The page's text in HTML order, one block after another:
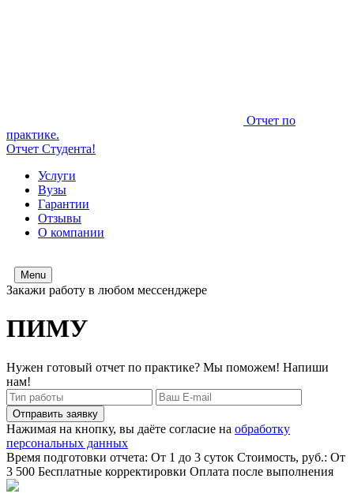
Отчет по
практике.
Отчет Студента!
Услуги
Вузы
Гарантии
Отзывы
О компании
Menu
Закажи работу в любом мессенджере
ПИМУ
Нужен готовый отчет по практике? Мы поможем! Напиши
нам!
Отправить заявку
Нажимая на кнопку, вы даёте согласие на обработку
персональных данных
Время подготовки отчета: От 1 до 3 суток Стоимость, руб.: От
3 500 Бесплатные корректировки Оплата после выполнения